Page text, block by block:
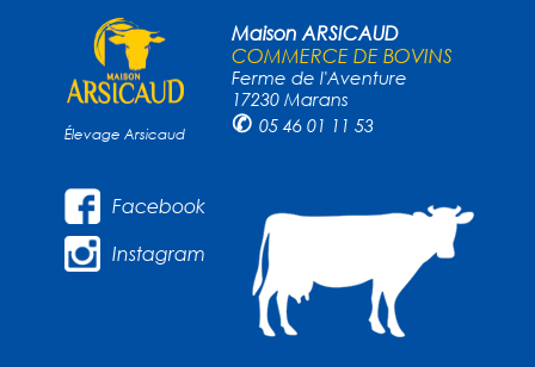
Élevage Arsicaud
Maison ARSICAUD
COMMERCE DE BOVINS
Ferme de l'Aventure
17230 Marans
✆ 05 46 01 11 53
Facebook
Instagram